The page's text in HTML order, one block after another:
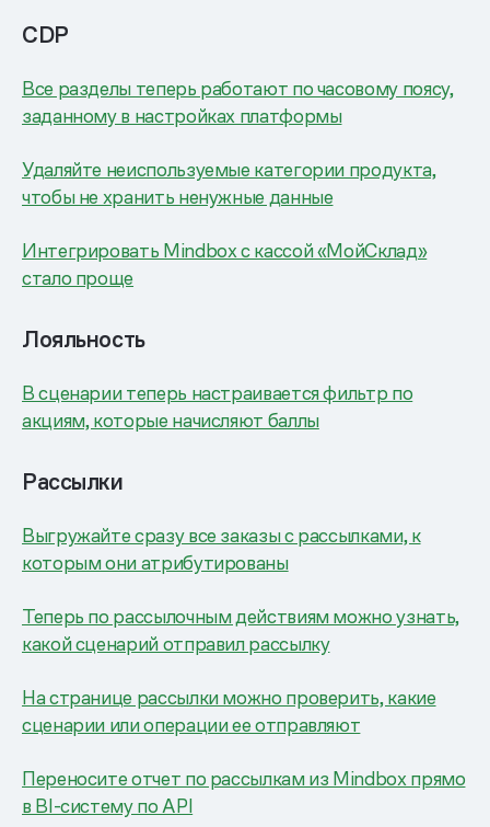
CDP
Все разделы теперь работают по часовому поясу,
заданному в настройках платформы
Удаляйте неиспользуемые категории продукта,
чтобы не хранить ненужные данные
Интегрировать Mindbox с кассой «МойСклад»
стало проще
Лояльность
В сценарии теперь настраивается фильтр по
акциям, которые начисляют баллы
Рассылки
Выгружайте сразу все заказы с рассылками, к
которым они атрибутированы
Теперь по рассылочным действиям можно узнать,
какой сценарий отправил рассылку
На странице рассылки можно проверить, какие
сценарии или операции ее отправляют
Переносите отчет по рассылкам из Mindbox прямо
в BI-систему по API